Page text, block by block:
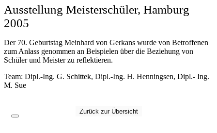
Ausstellung Meisterschüler, Hamburg
2005
Der 70. Geburtstag Meinhard von Gerkans wurde von Betroffenen
zum Anlass genommen an Beispielen über die Beziehung von
Schüler und Meister zu reflektieren.
Team: Dipl.-Ing. G. Schittek, Dipl.-Ing. H. Henningsen, Dipl.- Ing.
M. Sue
Zurück zur Übersicht